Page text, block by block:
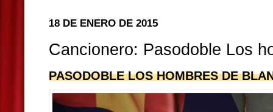
18 DE ENERO DE 2015
Cancionero: Pasodoble Los
PASODOBLE LOS HOMBRES DE